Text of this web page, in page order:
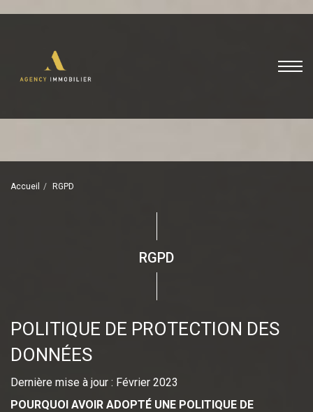
Accueil RGPD
RGPD
POLITIQUE DE PROTECTION DES
DONNÉES
Dernière mise à jour : Février 2023
POURQUOI AVOIR ADOPTÉ UNE POLITIQUE DE